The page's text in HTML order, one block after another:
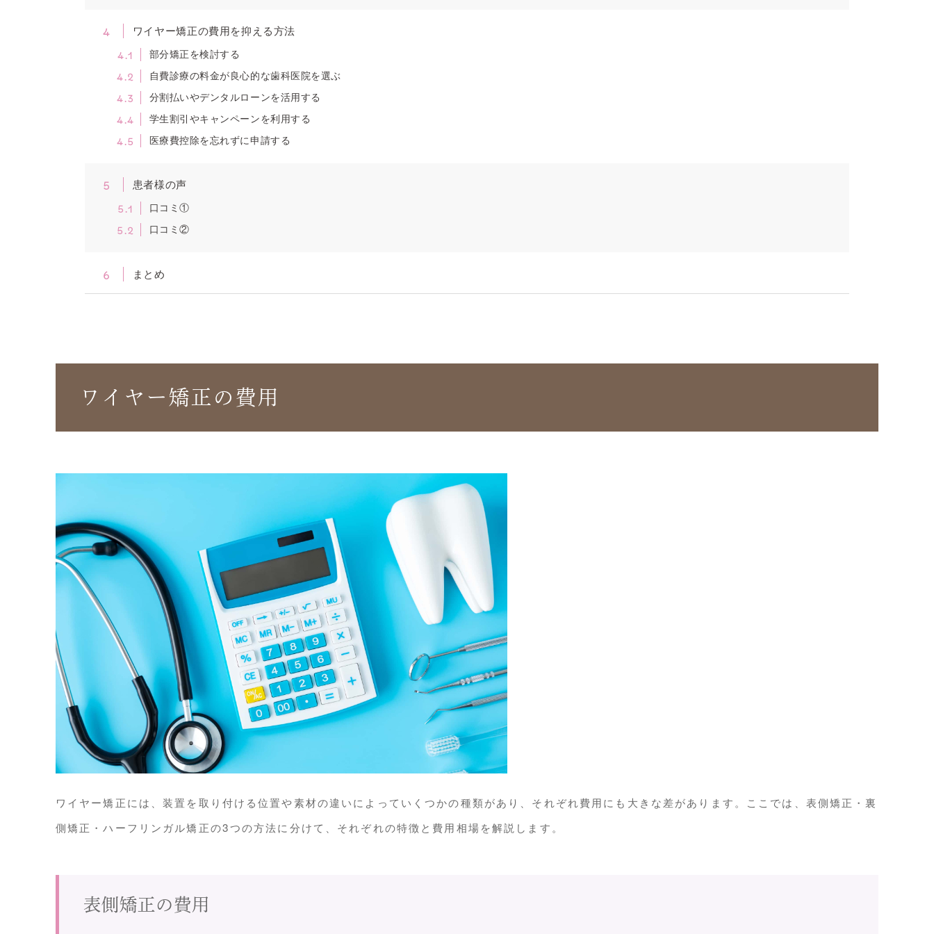
4 ワイヤー矯正の費用を抑える方法
4.1 部分矯正を検討する
4.2 自費診療の料金が良心的な歯科医院を選ぶ
4.3 分割払いやデンタルローンを活用する
4.4 学生割引やキャンペーンを利用する
4.5 医療費控除を忘れずに申請する
5 患者様の声
5.1 口コミ①
5.2 口コミ②
6 まとめ
ワイヤー矯正の費用
ワイヤー矯正には、装置を取り付ける位置や素材の違いによっていくつかの種類があり、それぞれ費用にも大きな差があります。ここでは、表側矯正・裏
側矯正・ハーフリンガル矯正の3つの方法に分けて、それぞれの特徴と費用相場を解説します。
表側矯正の費用